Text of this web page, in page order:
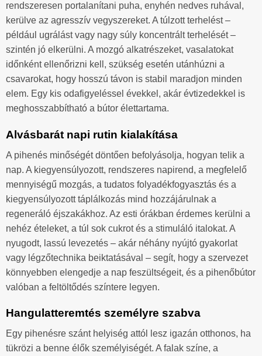
rendszeresen portalanítani puha, enyhén nedves ruhával,
kerülve az agresszív vegyszereket. A túlzott terhelést –
például ugrálást vagy nagy súly koncentrált terhelését –
szintén jó elkerülni. A mozgó alkatrészeket, vasalatokat
időnként ellenőrizni kell, szükség esetén utánhúzni a
csavarokat, hogy hosszú távon is stabil maradjon minden
elem. Egy kis odafigyeléssel évekkel, akár évtizedekkel is
meghosszabbítható a bútor élettartama.
Alvásbarát napi rutin kialakítása
A pihenés minőségét döntően befolyásolja, hogyan telik a
nap. A kiegyensúlyozott, rendszeres napirend, a megfelelő
mennyiségű mozgás, a tudatos folyadékfogyasztás és a
kiegyensúlyozott táplálkozás mind hozzájárulnak a
regeneráló éjszakákhoz. Az esti órákban érdemes kerülni a
nehéz ételeket, a túl sok cukrot és a stimuláló italokat. A
nyugodt, lassú levezetés – akár néhány nyújtó gyakorlat
vagy légzőtechnika beiktatásával – segít, hogy a szervezet
könnyebben elengedje a nap feszültségeit, és a pihenőbútor
valóban a feltöltődés színtere legyen.
Hangulatteremtés személyre szabva
Egy pihenésre szánt helyiség attól lesz igazán otthonos, ha
tükrözi a benne élők személyiségét. A falak színe, a